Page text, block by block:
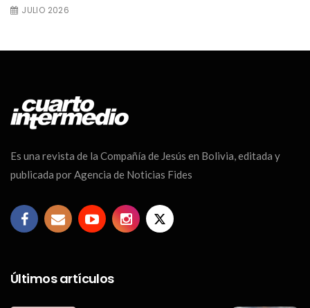
JULIO 2026
Es una revista de la Compañía de Jesús en Bolivia, editada y
publicada por Agencia de Noticias Fides
Últimos artículos